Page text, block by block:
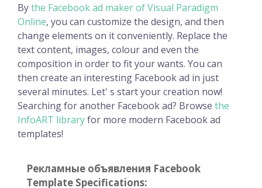
Bythe Facebook ad maker of Visual Paradigm
Online, you can customize the design, and then
change elements on it conveniently. Replace the
text content, images, colour and even the
composition in order to fit your wants. You can
then create an interesting Facebook ad in just
several minutes. Let' s start your creation now!
Searching for another Facebook ad? Browse the
InfoART libraryfor more modern Facebook ad
templates!
Рекламные объявления Facebook
Template Specifications: